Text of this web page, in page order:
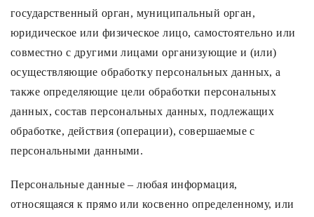
государственный орган, муниципальный орган,
юридическое или физическое лицо, самостоятельно или
совместно с другими лицами организующие и (или)
осуществляющие обработку персональных данных, а
также определяющие цели обработки персональных
данных, состав персональных данных, подлежащих
обработке, действия (операции), совершаемые с
персональными данными.
Персональные данные – любая информация,
относящаяся к прямо или косвенно определенному, или